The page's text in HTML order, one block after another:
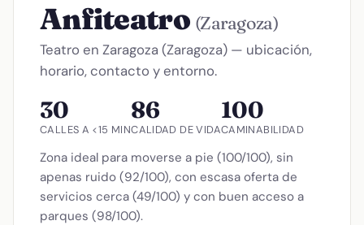
Anfiteatro (Zaragoza)
Teatro en Zaragoza (Zaragoza) — ubicación,
horario, contacto y entorno.
30
CALLES A <15 MIN
86
CALIDAD DE VIDA
100
CAMINABILIDAD
Zona ideal para moverse a pie (100/100), sin
apenas ruido (92/100), con escasa oferta de
servicios cerca (49/100) y con buen acceso a
parques (98/100).